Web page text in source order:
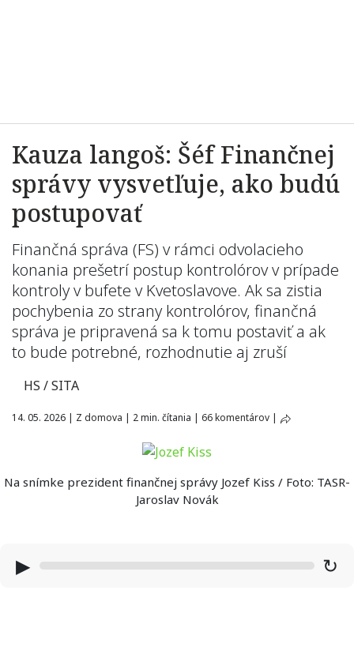
Kauza langoš: Šéf Finančnej
správy vysvetľuje, ako budú
postupovať
Finančná správa (FS) v rámci odvolacieho
konania prešetrí postup kontrolórov v prípade
kontroly v bufete v Kvetoslavove. Ak sa zistia
pochybenia zo strany kontrolórov, finančná
správa je pripravená sa k tomu postaviť a ak
to bude potrebné, rozhodnutie aj zruší
HS / SITA
14. 05. 2026 | Z domova | 2 min. čítania | 66 komentárov |
Na snímke prezident finančnej správy Jozef Kiss / Foto: TASR-
Jaroslav Novák
▶ ↻